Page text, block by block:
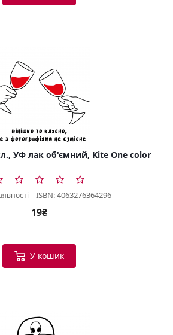
УФ лак об'ємний, Kite One color
ISBN: 4063276364296
19₴
У кошик